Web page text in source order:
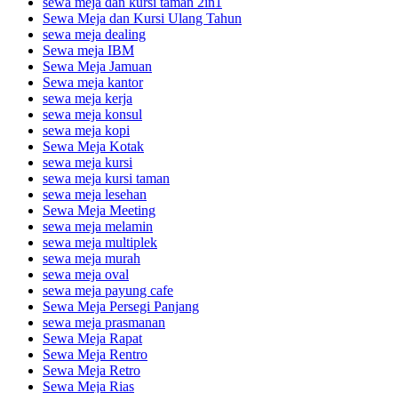
Sewa Meja dan Kursi Ulang Tahun
sewa meja dealing
Sewa meja IBM
Sewa Meja Jamuan
Sewa meja kantor
sewa meja kerja
sewa meja konsul
sewa meja kopi
Sewa Meja Kotak
sewa meja kursi
sewa meja kursi taman
sewa meja lesehan
Sewa Meja Meeting
sewa meja melamin
sewa meja multiplek
sewa meja murah
sewa meja oval
sewa meja payung cafe
Sewa Meja Persegi Panjang
sewa meja prasmanan
Sewa Meja Rapat
Sewa Meja Rentro
Sewa Meja Retro
Sewa Meja Rias